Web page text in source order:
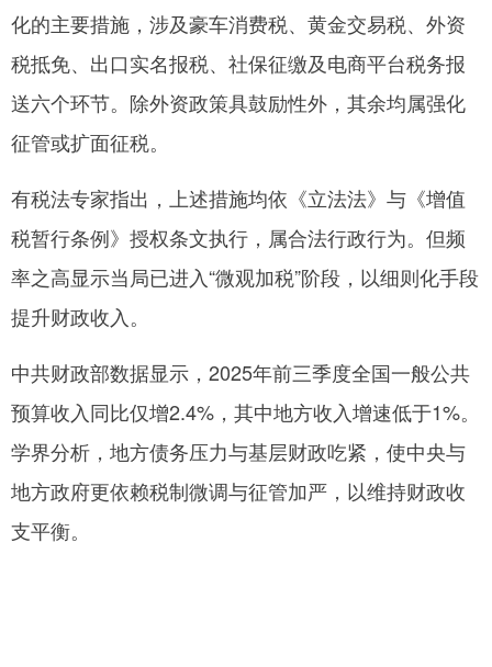
化的主要措施，涉及豪车消费税、黄金交易税、外资
税抵免、出口实名报税、社保征缴及电商平台税务报
送六个环节。除外资政策具鼓励性外，其余均属强化
征管或扩面征税。
有税法专家指出，上述措施均依《立法法》与《增值
税暂行条例》授权条文执行，属合法行政行为。但频
率之高显示当局已进入“微观加税”阶段，以细则化手段
提升财政收入。
中共财政部数据显示，2025年前三季度全国一般公共
预算收入同比仅增2.4%，其中地方收入增速低于1%。
学界分析，地方债务压力与基层财政吃紧，使中央与
地方政府更依赖税制微调与征管加严，以维持财政收
支平衡。